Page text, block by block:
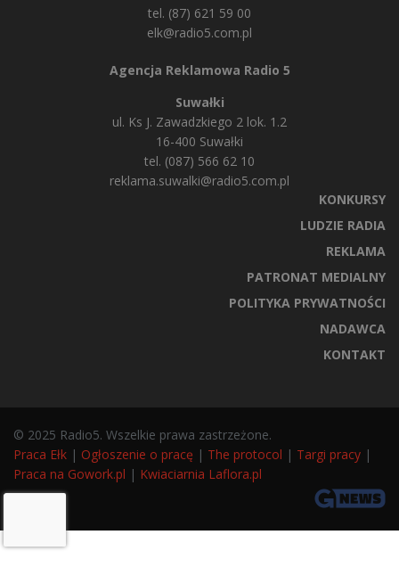
tel. (87) 621 59 00
elk@radio5.com.pl
Agencja Reklamowa Radio 5
Suwałki
ul. Ks J. Zawadzkiego 2 lok. 1.2
16-400 Suwałki
tel. (087) 566 62 10
reklama.suwalki@radio5.com.pl
KONKURSY
LUDZIE RADIA
REKLAMA
PATRONAT MEDIALNY
POLITYKA PRYWATNOŚCI
NADAWCA
KONTAKT
© 2025 Radio5. Wszelkie prawa zastrzeżone.
Praca Ełk | Ogłoszenie o pracę | The protocol | Targi pracy |
Praca na Gowork.pl | Kwiaciarnia Laflora.pl